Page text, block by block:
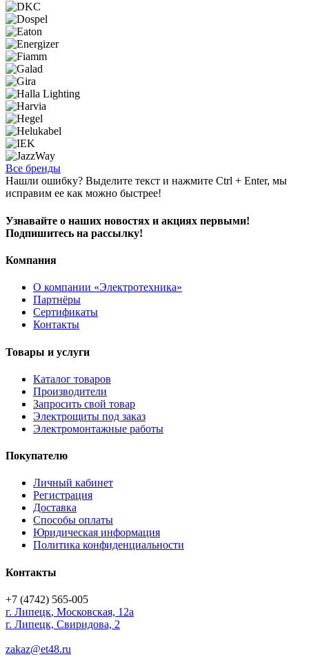
Все бренды
Нашли ошибку? Выделите текст и нажмите Ctrl + Enter, мы
исправим ее как можно быстрее!
Узнавайте о наших новостях и акциях первыми!
Подпишитесь на рассылку!
Компания
О компании «Электротехника»
Партнёры
Сертификаты
Контакты
Товары и услуги
Каталог товаров
Производители
Запросить свой товар
Электрощиты под заказ
Электромонтажные работы
Покупателю
Личный кабинет
Регистрация
Доставка
Способы оплаты
Юридическая информация
Политика конфиденциальности
Контакты
+7 (4742) 565-005
г. Липецк, Московская, 12а
г. Липецк, Свиридова, 2
zakaz@et48.ru